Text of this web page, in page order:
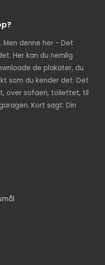
Men denne her - Det
Her kan du nemlig
de plakater, du
som du kender det. Det
over sofaen, toilettet, til
Kort sagt: Din